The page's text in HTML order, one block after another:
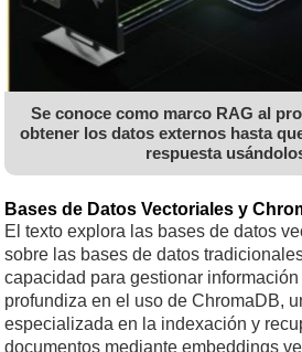
Se conoce como marco RAG al
obtener los datos externos hasta
respuesta
Bases de Datos Vectoriales y
El texto explora las bases de datos
sobre las bases de datos
capacidad para gestionar
profundiza en el uso de ChromaDB,
especializada en la indexación y
documentos mediante embeddings